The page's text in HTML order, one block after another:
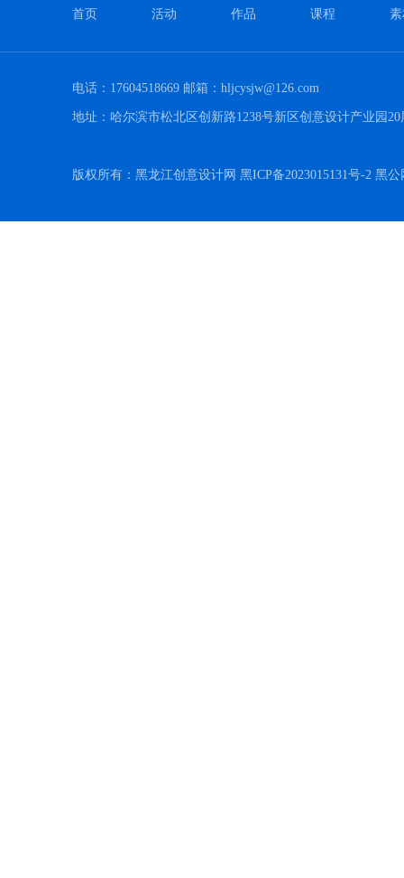
首页 活动 作品 课程
电话：17604518669 邮箱：hljcysjw@126.com
地址：哈尔滨市松北区创新路1238号新区创意设计产业园20
版权所有：黑龙江创意设计网 黑ICP备2023015131号-2 黑公